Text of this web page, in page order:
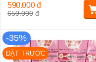
650.000 đ
590.000 đ
-35%
ĐẶT TRƯỚC